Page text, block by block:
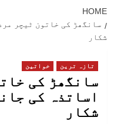
HOME
سانگھڑ کی خاتون ٹیچر
شکار
تازہ ترین خواتین
سانگھڑ کی
اساتذہ کی
شکار